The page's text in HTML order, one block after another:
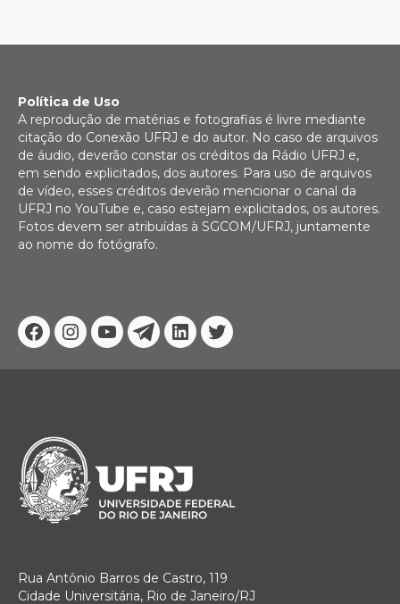
Facebook
Instagram
YoutubeTelegram
Linkedin
Twitter
Política de Uso
A reprodução de matérias e fotografias é livre mediante
citação do Conexão UFRJ e do autor. No caso de arquivos
de áudio, deverão constar os créditos da Rádio UFRJ e,
em sendo explicitados, dos autores. Para uso de arquivos
de vídeo, esses créditos deverão mencionar o canal da
UFRJ no YouTube e, caso estejam explicitados, os autores.
Fotos devem ser atribuídas à SGCOM/UFRJ, juntamente
ao nome do fotógrafo.
Rua Antônio Barros de Castro, 119
Cidade Universitária, Rio de Janeiro/RJ